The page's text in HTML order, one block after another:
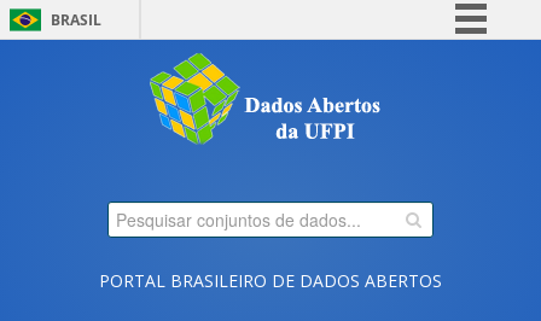
BRASIL
Comunica BR
Participe
Legislação
PORTAL BRASILEIRO DE DADOS ABERTOS